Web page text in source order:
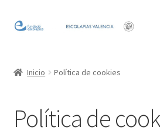
Ir
navegación
Ir
Inicio Política de cookies
Política de